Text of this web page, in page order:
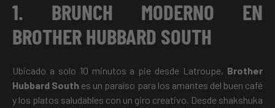
1. BRUNCH MODERNO EN
BROTHER HUBBARD SOUTH
Ubicado a solo 10 minutos a pie desde Latroupe, Brother
Hubbard South es un paraíso para los amantes del buen café
y los platos saludables con un giro creativo. Desde shakshuka